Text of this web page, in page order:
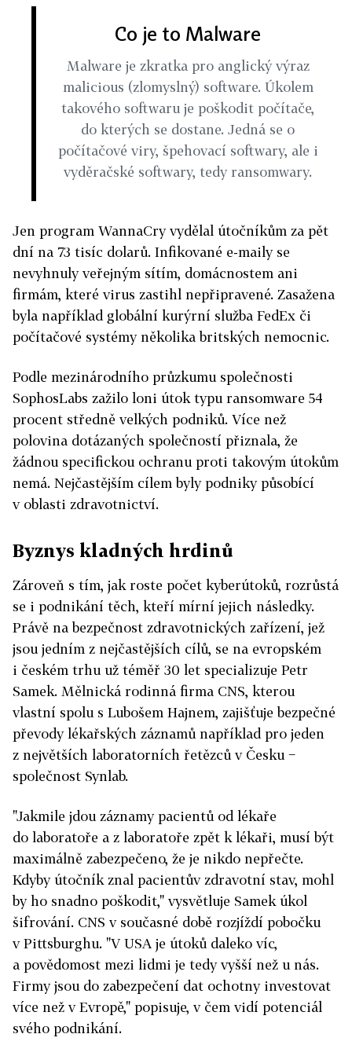
Co je to Malware
Malware je zkratka pro anglický výraz
malicious (zlomyslný) software. Úkolem
takového softwaru je poškodit počítače,
do kterých se dostane. Jedná se o
počítačové viry, špehovací softwary, ale i
vyděračské softwary, tedy ransomwary.
Jen program WannaCry vydělal útočníkům za pět
dní na 73 tisíc dolarů. Infikované e-maily se
nevyhnuly veřejným sítím, domácnostem ani
firmám, které virus zastihl nepřipravené. Zasažena
byla například globální kurýrní služba FedEx či
počítačové systémy několika britských nemocnic.
Podle mezinárodního průzkumu společnosti
SophosLabs zažilo loni útok typu ransomware 54
procent středně velkých podniků. Více než
polovina dotázaných společností přiznala, že
žádnou specifickou ochranu proti takovým útokům
nemá. Nejčastějším cílem byly podniky působící
v oblasti zdravotnictví.
Byznys kladných hrdinů
Zároveň s tím, jak roste počet kyberútoků, rozrůstá
se i podnikání těch, kteří mírní jejich následky.
Právě na bezpečnost zdravotnických zařízení, jež
jsou jedním z nejčastějších cílů, se na evropském
i českém trhu už téměř 30 let specializuje Petr
Samek. Mělnická rodinná firma CNS, kterou
vlastní spolu s Lubošem Hajnem, zajišťuje bezpečné
převody lékařských záznamů například pro jeden
z největších laboratorních řetězců v Česku −
společnost Synlab.
"Jakmile jdou záznamy pacientů od lékaře
do laboratoře a z laboratoře zpět k lékaři, musí být
maximálně zabezpečeno, že je nikdo nepřečte.
Kdyby útočník znal pacientův zdravotní stav, mohl
by ho snadno poškodit," vysvětluje Samek úkol
šifrování. CNS v současné době rozjíždí pobočku
v Pittsburghu. "V USA je útoků daleko víc,
a povědomost mezi lidmi je tedy vyšší než u nás.
Firmy jsou do zabezpečení dat ochotny investovat
více než v Evropě," popisuje, v čem vidí potenciál
svého podnikání.